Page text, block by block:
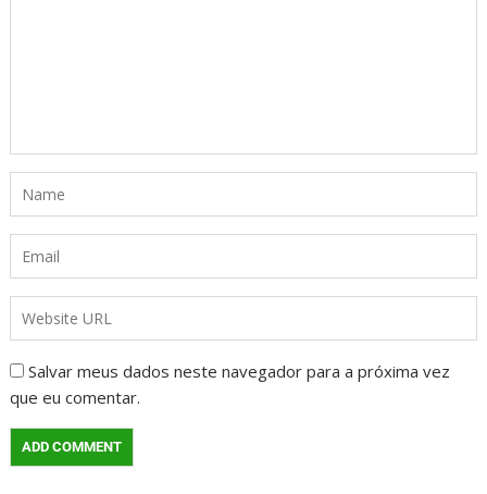
Salvar meus dados neste navegador para a próxima vez
que eu comentar.